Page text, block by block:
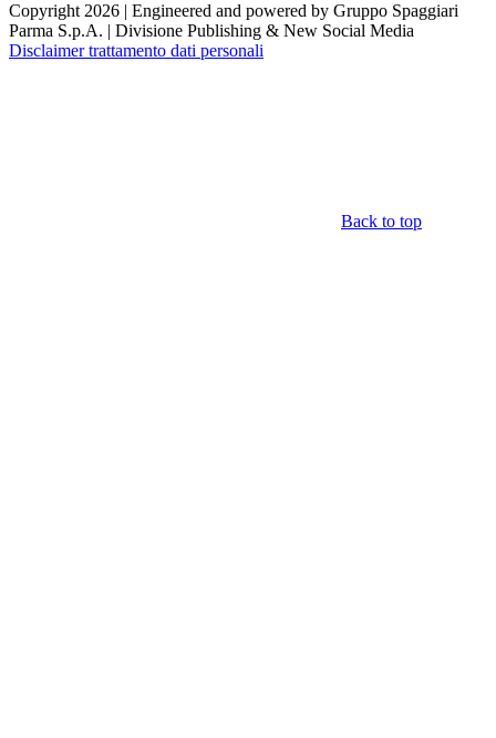
Copyright 2026 | Engineered and powered by Gruppo Spaggiari
Parma S.p.A. | Divisione Publishing & New Social Media
Disclaimer trattamento dati personali
Back to top